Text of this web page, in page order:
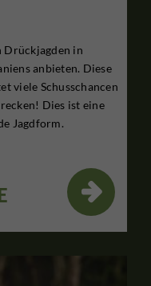
Drückjagden in
anbieten. Diese
viele Schusschancen
Dies ist eine
Jagdform.
